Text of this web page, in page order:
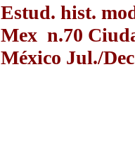
Estud. hist.
Mex n.70
México Jul./